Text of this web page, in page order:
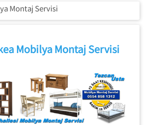
Montaj Servisi
Mobilya Montaj Servisi